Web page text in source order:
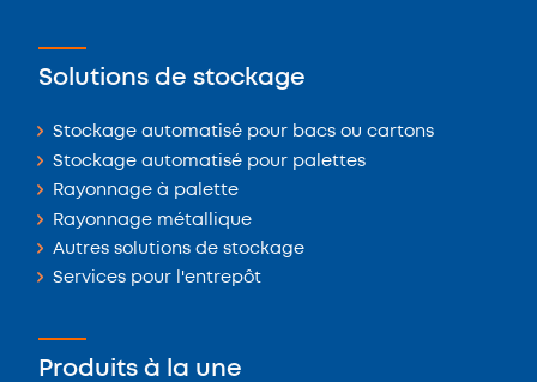
Solutions de stockage
Stockage automatisé pour bacs ou cartons
Stockage automatisé pour palettes
Rayonnage à palette
Rayonnage métallique
Autres solutions de stockage
Services pour l'entrepôt
Produits à la une